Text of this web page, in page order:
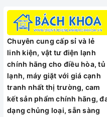
Chế độ an toàn tự động ngắt
Tích hợp chế độ an toàn tự
tuyệt đối.
Chuyên cung cấp sỉ và lẻ
linh kiện, vật tư điện lạnh
chính hãng cho điều hòa, tủ
lạnh, máy giặt với giá cạnh
tranh nhất thị trường, cam
kết sản phẩm chính hãng,
dạng chủng loại, sẵn sàng